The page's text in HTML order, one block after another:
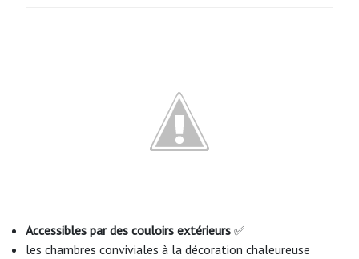
Accessibles par des couloirs extérieurs ✅
les chambres conviviales à la décoration chaleureuse